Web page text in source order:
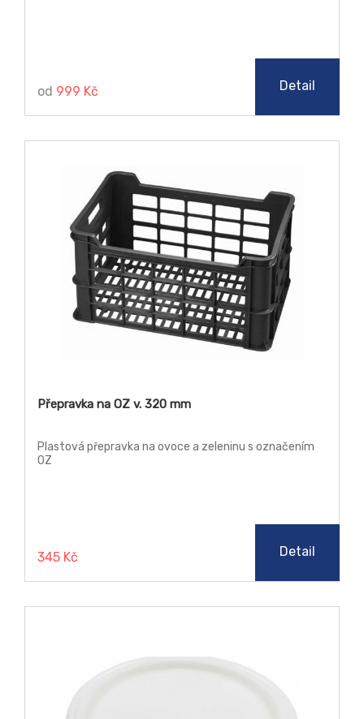
od 999 Kč Detail
Přepravka na OZ v. 320 mm
Plastová přepravka na ovoce a zeleninu s označením
OZ
345 Kč Detail